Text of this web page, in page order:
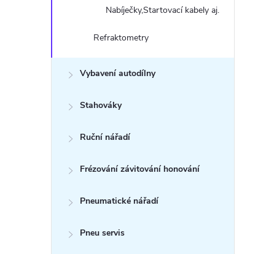
Nabíječky,Startovací kabely aj.
Refraktometry
Vybavení autodílny
Stahováky
Ruční nářadí
Frézování závitování honování
Pneumatické nářadí
Pneu servis